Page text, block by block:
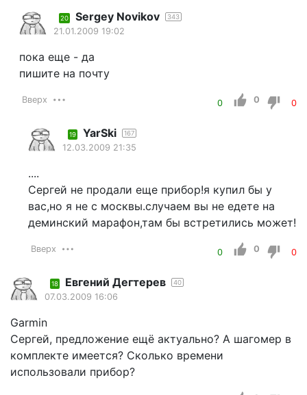
20 Sergey Novikov 343
21.01.2009 19:02
пока еще - да
пишите на почту
Вверх 0 0 0
19 YarSki 167
12.03.2009 21:35
....
Сергей не продали еще прибор!я купил бы у
вас,но я не с москвы.случаем вы не едете на
деминский марафон,там бы встретились может!
Вверх 0 0 0
18 Евгений Дегтерев 40
07.03.2009 16:06
Garmin
Сергей, предложение ещё актуально? А шагомер в
комплекте имеется? Сколько времени
использовали прибор?